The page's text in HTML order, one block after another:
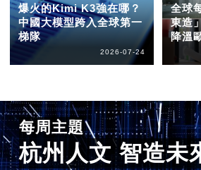
爆火的Kimi K3強在哪？
中國大模型跨入全球第一
梯隊
2026-07-24
全球
東造
降溫
每周主題
杭州人文 智造未